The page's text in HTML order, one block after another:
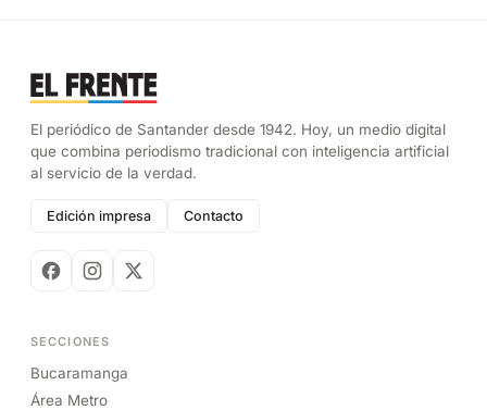
El periódico de Santander desde 1942. Hoy, un medio digital
que combina periodismo tradicional con inteligencia artificial
al servicio de la verdad.
Edición impresa Contacto
SECCIONES
Bucaramanga
Área Metro